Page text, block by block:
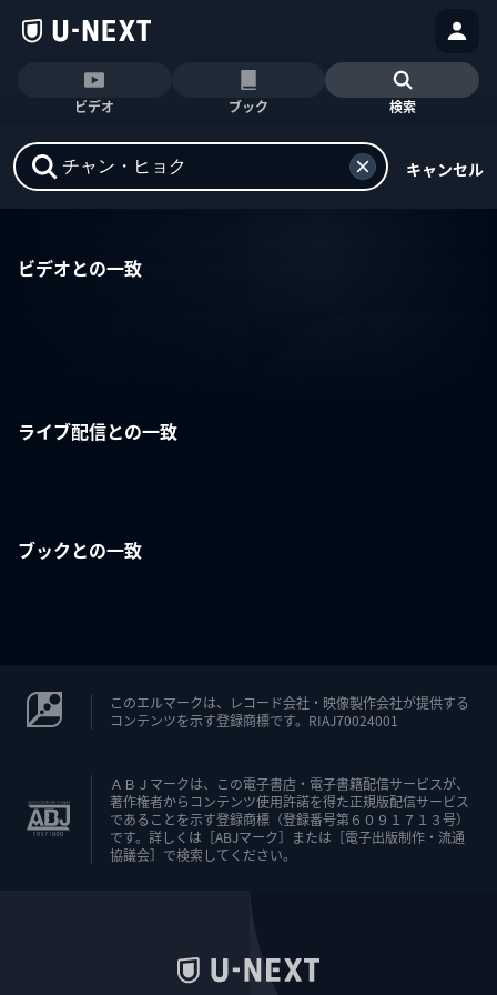
ビデオ ブック 検索
キャンセル
ビデオとの一致
ライブ配信との一致
ブックとの一致
このエルマークは、レコード会社・映像製作会社が提供する
コンテンツを示す登録商標です。RIAJ70024001
ＡＢＪマークは、この電子書店・電子書籍配信サービスが、
著作権者からコンテンツ使用許諾を得た正規版配信サービス
であることを示す登録商標（登録番号第６０９１７１３号）
です。詳しくは［ABJマーク］または［電子出版制作・流通
協議会］で検索してください。